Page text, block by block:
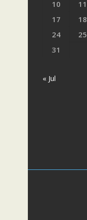
10 11
17
18
24
25
31
« Jul